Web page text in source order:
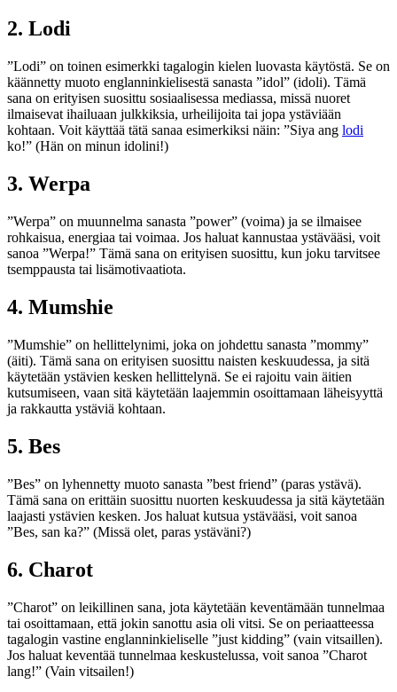
2. Lodi
”Lodi” on toinen esimerkki tagalogin kielen luovasta käytöstä. Se on
käännetty muoto englanninkielisestä sanasta ”idol” (idoli). Tämä
sana on erityisen suosittu sosiaalisessa mediassa, missä nuoret
ilmaisevat ihailuaan julkkiksia, urheilijoita tai jopa ystäviään
kohtaan. Voit käyttää tätä sanaa esimerkiksi näin: ”Siya ang lodi
ko!” (Hän on minun idolini!)
3. Werpa
”Werpa” on muunnelma sanasta ”power” (voima) ja se ilmaisee
rohkaisua, energiaa tai voimaa. Jos haluat kannustaa ystävääsi, voit
sanoa ”Werpa!” Tämä sana on erityisen suosittu, kun joku tarvitsee
tsemppausta tai lisämotivaatiota.
4. Mumshie
”Mumshie” on hellittelynimi, joka on johdettu sanasta ”mommy”
(äiti). Tämä sana on erityisen suosittu naisten keskuudessa, ja sitä
käytetään ystävien kesken hellittelynä. Se ei rajoitu vain äitien
kutsumiseen, vaan sitä käytetään laajemmin osoittamaan läheisyyttä
ja rakkautta ystäviä kohtaan.
5. Bes
”Bes” on lyhennetty muoto sanasta ”best friend” (paras ystävä).
Tämä sana on erittäin suosittu nuorten keskuudessa ja sitä käytetään
laajasti ystävien kesken. Jos haluat kutsua ystävääsi, voit sanoa
”Bes, san ka?” (Missä olet, paras ystäväni?)
6. Charot
”Charot” on leikillinen sana, jota käytetään keventämään tunnelmaa
tai osoittamaan, että jokin sanottu asia oli vitsi. Se on periaatteessa
tagalogin vastine englanninkieliselle ”just kidding” (vain vitsaillen).
Jos haluat keventää tunnelmaa keskustelussa, voit sanoa ”Charot
lang!” (Vain vitsailen!)